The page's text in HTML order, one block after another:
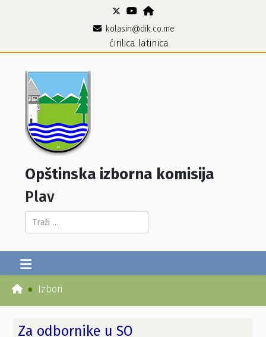
kolasin@dik.co.me
ćirilica latinica
Opštinska izborna komisija
Plav
Pretraga...
Izbori
Za odbornike u SO